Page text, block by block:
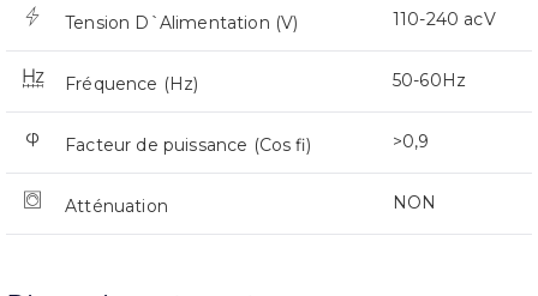
Tension D`Alimentation (V) 110-240 acV
Fréquence (Hz) 50-60Hz
Facteur de puissance (Cos fi) >0,9
Atténuation NON